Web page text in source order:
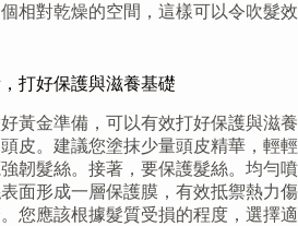
相對乾燥的空間，這樣可以令吹髮效
打好保護與滋養基礎
黃金準備，可以有效打好保護與滋養
皮。建議您塗抹少量頭皮精華，輕輕
韌髮絲。接著，要保護髮絲。均勻噴
面形成一層保護膜，有效抵禦熱力傷
您應該根據髮質受損的程度，選擇適